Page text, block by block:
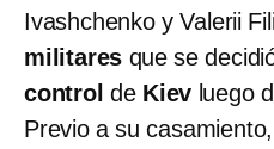
Ivashchenko y Valerii
militares que se
control deKiev luego
Previo a su